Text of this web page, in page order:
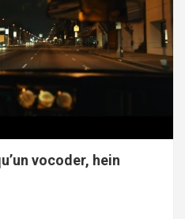
vocoder, hein